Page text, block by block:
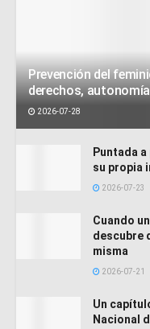
Prevención del
derechos,
2026-07-28
Puntada
su propia
2026-07-23
Cuando
descubre
misma
2026-07-21
Un
Nacional